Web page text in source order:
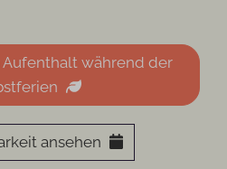
Aufenthalt während der
ansehen